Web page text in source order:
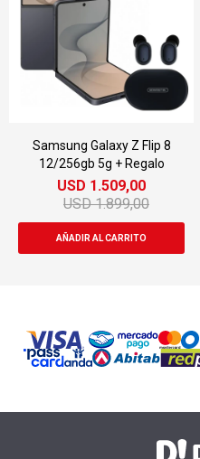
Galaxy Z Flip 8
5g + Regalo
1.509,00
1.899,00